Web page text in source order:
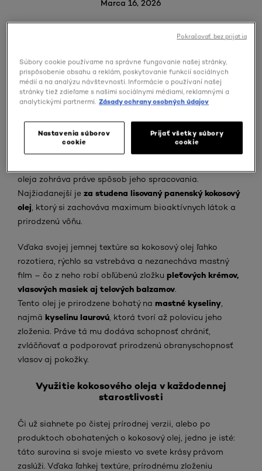
Marca 16, 2026
funguje, komu môže prospieť a čomu sa pri jeho použití
radšej vyhnúť.
Čo je kokosový olej a ako vzniká?
Získava sa z dužiny zrelých kokosových orechov –
konkrétne z rozomletého jadra (tzv. kopry), ktoré sa
oleja zohráva práve spôsob jeho spracovania.
Najžiadanejší je za studena lisovaný panenský kokosový
olej , ktorý si zachováva maximum bioaktívnych látok a
prirodzenú vôňu.
Vďaka svojej jemnej textúre sa kokosový olej ľahko
rozotiera, rýchlo sa vstrebáva a nezanecháva mastný
film – čo z neho robí obľúbenú zložku pleťových krémov,
vlasových masiek aj telových balzamov.
Tento olej je prirodzene bohatý na mastné kyseliny
najmä kyselinu laurovú , ktorá tvorí až polovicu jeho
zloženia. Práve tá mu dodáva schopnosť chrániť,
zvláčňovať a podporovať prirodzenú obranyschopnosť
vlasov aj pokožky.
Využitie kokosového oleja v každodennej
starostlivosti
Či už siahnete po čistej prírodnej verzii, alebo po
produktoch obohatených o kokosový olej, jedno je isté:
táto surovina si svoje miesto vo svete krásy právom
zaslúži. Vďaka ľahkej textúre, prírodnému zloženiu
Súbory cookie používame na správne fungovanie našej stránky,
prispôsobenie obsahu a reklám, poskytovanie funkcií sociálnych
médií a na analýzu návštevnosti. Informácie o používaní našej
stránky tiež zdieľame s našimi sociálnymi médiami, reklamnými a
analytickými partnermi. Zásady ochrany osobných údajov
Nastavenia súborov
cookie
Prijať všetky súbory
cookie
Pokračovať bez prijatia